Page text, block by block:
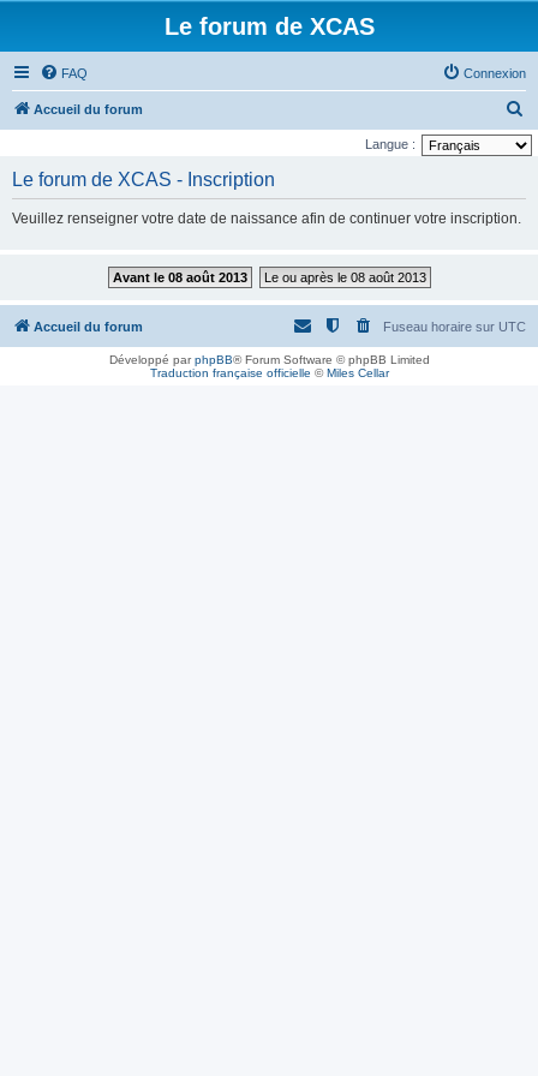
Le forum de XCAS
FAQ Connexion
Accueil du forum
e
h
Langue :
Le forum de XCAS - Inscription
Veuillez renseigner votre date de naissance afin de continuer votre inscription.
Avant le 08 août 2013 Le ou après le 08 août 2013
Accueil du forum Fuseau horaire sur UTC
Développé parphpBB® Forum Software © phpBB Limited
Traduction française officielle ©Miles Cellar